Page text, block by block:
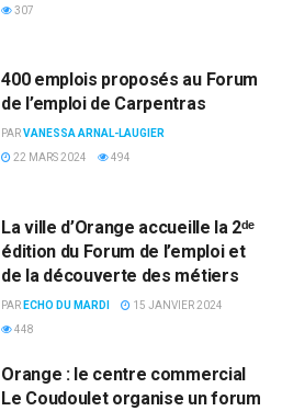
307
400 emplois proposés au Forum
de l’emploi de Carpentras
PARVANESSA ARNAL-LAUGIER
22 MARS 2024
494
La ville d’Orange accueille la 2ᵈᵉ
édition du Forum de l’emploi et
de la découverte des métiers
PAR ECHO DU MARDI
15 JANVIER 2024
448
Orange : le centre commercial
Le Coudoulet organise un forum